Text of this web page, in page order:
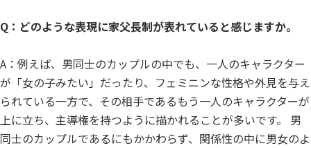
Q：どのような表現に家父長制が表れていると感じますか。
A：例えば、男同士のカップルの中でも、一人のキャラクター
が「女の子みたい」だったり、フェミニンな性格や外見を与え
られている一方で、その相手であるもう一人のキャラクターが
上に立ち、主導権を持つように描かれることが多いです。 男
同士のカップルであるにもかかわらず、関係性の中に男女のよ